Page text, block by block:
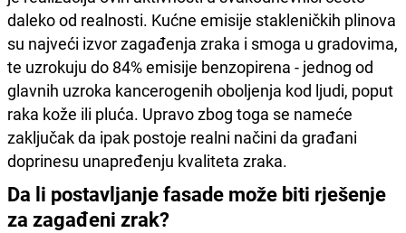
daleko od realnosti. Kućne emisije stakleničkih plinova
su najveći izvor zagađenja zraka i smoga u gradovima,
te uzrokuju do 84% emisije benzopirena - jednog od
glavnih uzroka kancerogenih oboljenja kod ljudi, poput
raka kože ili pluća. Upravo zbog toga se nameće
zaključak da ipak postoje realni načini da građani
doprinesu unapređenju kvaliteta zraka.
Da li postavljanje fasade može biti rješenje
za zagađeni zrak?